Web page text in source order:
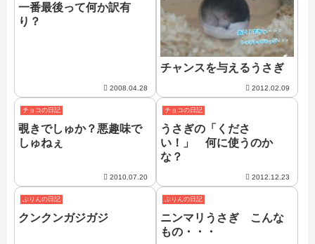
一番最後って何か訳有
り？
2008.04.28
チャンスを与えるうさぎ
2012.02.09
チョコの日記
覗きでしゅか？悪趣味で
しゅねぇ
2010.07.20
チョコの日記
うさぎの「くださ
い！」 何に使うのか
な？
2012.12.23
ぷりんの日記
クンクンガジガジ
ぷりんの日記
ニンマリうさぎ こんな
もの・・・